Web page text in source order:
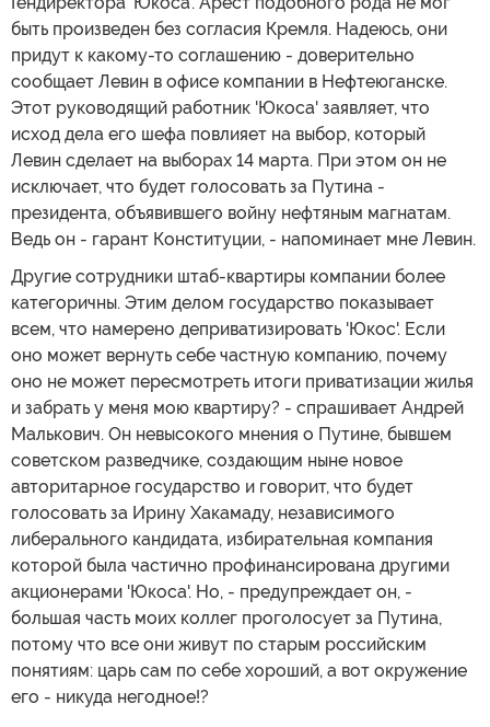
быть произведен без согласия Кремля. Надеюсь, они
придут к какому-то соглашению - доверительно
сообщает Левин в офисе компании в Нефтеюганске.
Этот руководящий работник 'Юкоса' заявляет, что
исход дела его шефа повлияет на выбор, который
Левин сделает на выборах 14 марта. При этом он не
исключает, что будет голосовать за Путина -
президента, объявившего войну нефтяным магнатам.
Ведь он - гарант Конституции, - напоминает мне Левин.
Другие сотрудники штаб-квартиры компании более
категоричны. Этим делом государство показывает
всем, что намерено деприватизировать 'Юкос'. Если
оно может вернуть себе частную компанию, почему
оно не может пересмотреть итоги приватизации жилья
и забрать у меня мою квартиру? - спрашивает Андрей
Малькович. Он невысокого мнения о Путине, бывшем
советском разведчике, создающим ныне новое
авторитарное государство и говорит, что будет
голосовать за Ирину Хакамаду, независимого
либерального кандидата, избирательная компания
которой была частично профинансирована другими
акционерами 'Юкоса'. Но, - предупреждает он, -
большая часть моих коллег проголосует за Путина,
потому что все они живут по старым российским
понятиям: царь сам по себе хороший, а вот окружение
его - никуда негодное!?